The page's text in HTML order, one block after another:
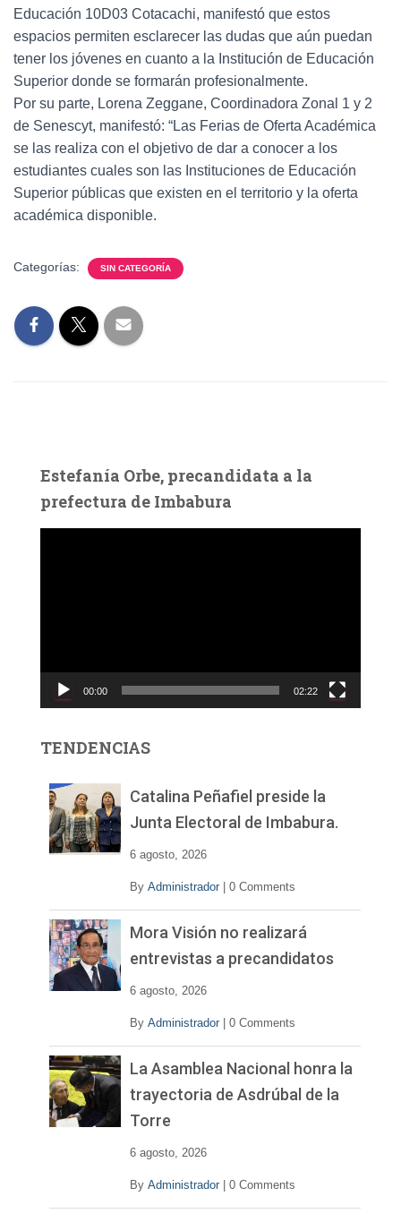
Educación 10D03 Cotacachi, manifestó que estos
espacios permiten esclarecer las dudas que aún puedan
tener los jóvenes en cuanto a la Institución de Educación
Superior donde se formarán profesionalmente.
Por su parte, Lorena Zeggane, Coordinadora Zonal 1 y 2
de Senescyt, manifestó: “Las Ferias de Oferta Académica
se las realiza con el objetivo de dar a conocer a los
estudiantes cuales son las Instituciones de Educación
Superior públicas que existen en el territorio y la oferta
académica disponible.
Categorías: SIN CATEGORÍA
Estefanía Orbe, precandidata a la
prefectura de Imbabura
c
d
00:00 02:22
TENDENCIAS
Catalina Peñafiel preside la
Junta Electoral de Imbabura.
6 agosto, 2026
By Administrador 0 Comments
Mora Visión no realizará
entrevistas a precandidatos
6 agosto, 2026
By Administrador 0 Comments
La Asamblea Nacional honra la
trayectoria de Asdrúbal de la
Torre
6 agosto, 2026
By Administrador 0 Comments